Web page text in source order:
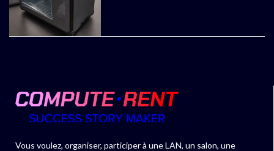
Vous voulez, organiser, participer à une LAN, un salon, une